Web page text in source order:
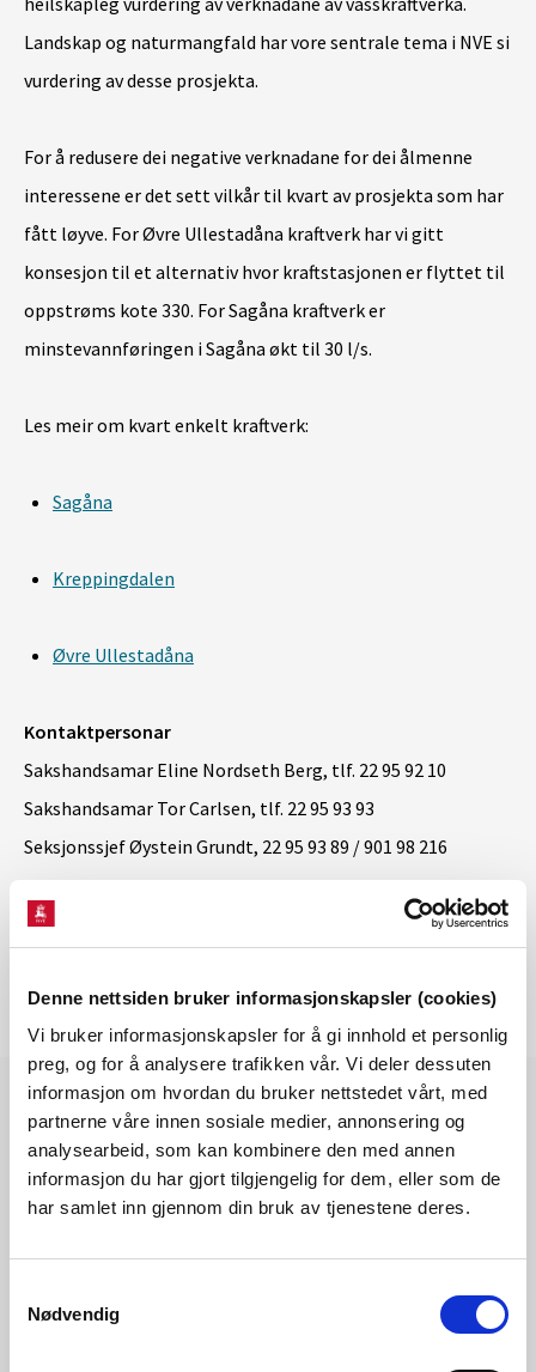
Denne nettsiden bruker informasjonskapsler (cookies)
Vi bruker informasjonskapsler for å gi innhold et personlig
preg, og for å analysere trafikken vår. Vi deler dessuten
informasjon om hvordan du bruker nettstedet vårt, med
partnerne våre innen sosiale medier, annonsering og
analysearbeid, som kan kombinere den med annen
informasjon du har gjort tilgjengelig for dem, eller som de
har samlet inn gjennom din bruk av tjenestene deres.
Nødvendig
Landskap og naturmangfald har vore sentrale tema i NVE si
vurdering av desse prosjekta.
For å redusere dei negative verknadane for dei ålmenne
interessene er det sett vilkår til kvart av prosjekta som har
fått løyve. For Øvre Ullestadåna kraftverk har vi gitt
konsesjon til et alternativ hvor kraftstasjonen er flyttet til
oppstrøms kote 330. For Sagåna kraftverk er
minstevannføringen i Sagåna økt til 30 l/s.
Les meir om kvart enkelt kraftverk:
Sagåna
Kreppingdalen
Øvre Ullestadåna
Kontaktpersonar
Sakshandsamar Eline Nordseth Berg, tlf. 22 95 92 10
Sakshandsamar Tor Carlsen, tlf. 22 95 93 93
Seksjonssjef Øystein Grundt, 22 95 93 89 / 901 98 216
Les også